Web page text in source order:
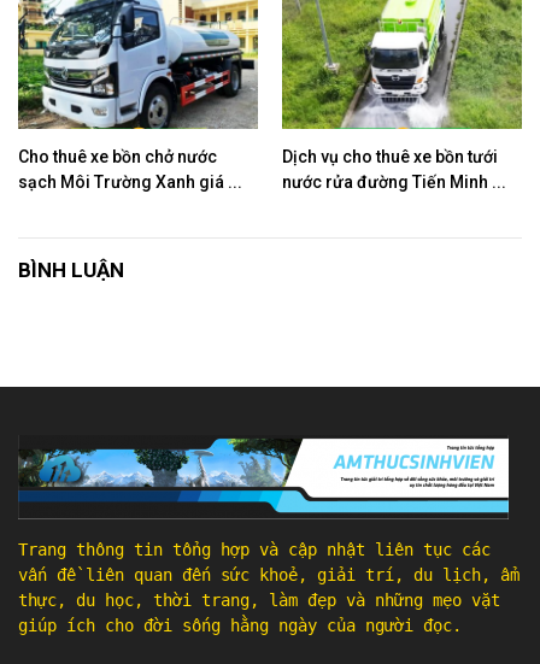
Cho thuê xe bồn chở nước
sạch Môi Trường Xanh giá ...
Dịch vụ cho thuê xe bồn tưới
nước rửa đường Tiến Minh ...
BÌNH LUẬN
Trang thông tin tổng hợp và cập nhật liên tục các
vấn đề liên quan đến sức khoẻ, giải trí, du lịch, ẩm
thực, du học, thời trang, làm đẹp và những mẹo vặt
giúp ích cho đời sống hằng ngày của người đọc.